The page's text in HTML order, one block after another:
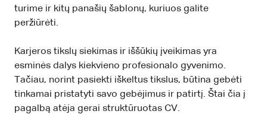
turime ir kitų panašių šablonų, kuriuos galite
peržiūrėti.
Karjeros tikslų siekimas ir iššūkių įveikimas yra
esminės dalys kiekvieno profesionalo gyvenimo.
Tačiau, norint pasiekti iškeltus tikslus, būtina gebėti
tinkamai pristatyti savo gebėjimus ir patirtį. Štai čia į
pagalbą atėja gerai struktūruotas CV.